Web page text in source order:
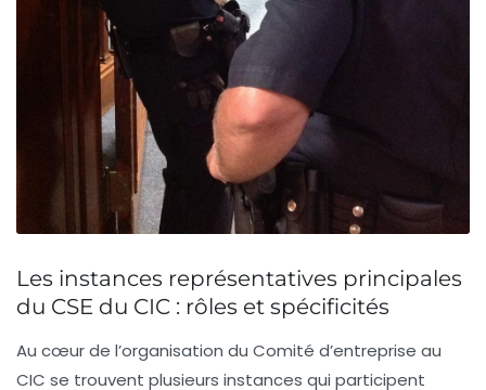
Les instances représentatives principales
du CSE du CIC : rôles et spécificités
Au cœur de l’organisation du Comité d’entreprise au
CIC se trouvent plusieurs instances qui participent